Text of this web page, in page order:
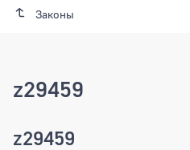
Законы
z29459
z29459